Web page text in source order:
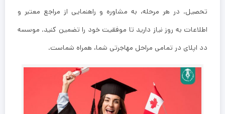
تحصیل. در هر مرحله، به مشاوره و راهنمایی از مراجع معتبر و
اطلاعات به‌ روز نیاز دارید تا موفقیت خود را تضمین کنید. موسسه
دد اپلای در تمامی مراحل مهاجرتی شما، همراه شماست.